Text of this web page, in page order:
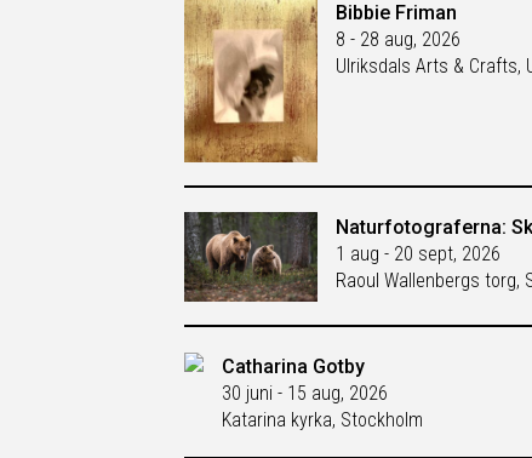
Bibbie Friman
8 - 28 aug, 2026
Ulriksdals Arts & Crafts,
Naturfotograferna:
1 aug - 20 sept, 2026
Raoul Wallenbergs torg,
Catharina Gotby
30 juni - 15 aug, 2026
Katarina kyrka, Stockholm